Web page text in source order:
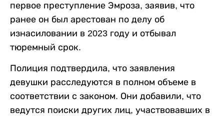
первое преступление Эмроза, заявив, что
ранее он был арестован по делу об
изнасиловании в 2023 году и отбывал
тюремный срок.
Полиция подтвердила, что заявления
девушки расследуются в полном объеме в
соответствии с законом. Они добавили, что
ведутся поиски других лиц, участвовавших в